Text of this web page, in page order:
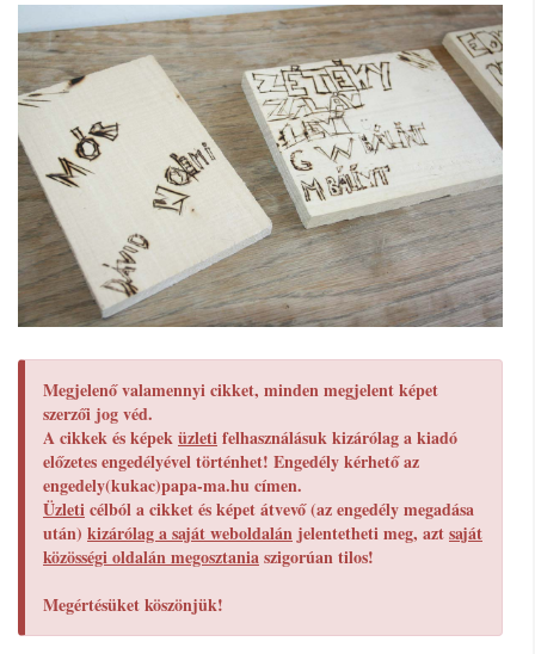
Megjelenő valamennyi cikket, minden megjelent képet
szerzői jog véd.
A cikkek és képeküzletifelhasználásuk kizárólag a kiadó
előzetes engedélyével történhet! Engedély kérhető az
engedely(kukac)papa-ma.hu címen.
Üzleticélból a cikket és képet átvevő (az engedély megadása
után) kizárólag a saját weboldalán jelentetheti meg, aztsaját
közösségi oldalán megosztaniaszigorúan tilos!
Megértésüket köszönjük!